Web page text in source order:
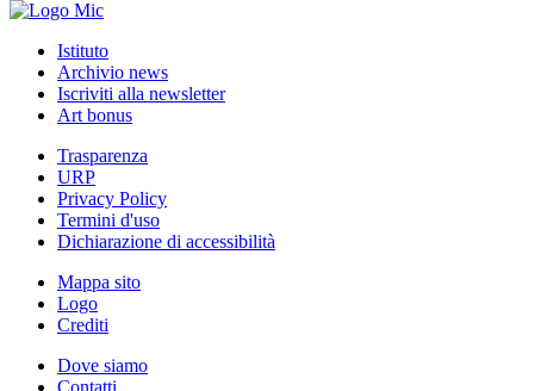
Istituto
Archivio news
Iscriviti alla newsletter
Art bonus
Trasparenza
URP
Privacy Policy
Termini d'uso
Dichiarazione di accessibilità
Mappa sito
Logo
Crediti
Dove siamo
Contatti